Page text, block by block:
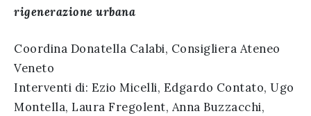
rigenerazione urbana
Coordina Donatella Calabi, Consigliera Ateneo
Veneto
Interventi di: Ezio Micelli, Edgardo Contato, Ugo
Montella, Laura Fregolent, Anna Buzzacchi,